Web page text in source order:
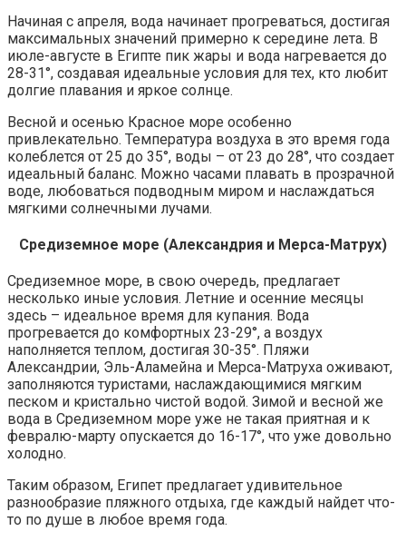
Начиная с апреля, вода начинает прогреваться, достигая
максимальных значений примерно к середине лета. В
июле-августе в Египте пик жары и вода нагревается до
28-31°, создавая идеальные условия для тех, кто любит
долгие плавания и яркое солнце.
Весной и осенью Красное море особенно
привлекательно. Температура воздуха в это время года
колеблется от 25 до 35°, воды – от 23 до 28°, что создает
идеальный баланс. Можно часами плавать в прозрачной
воде, любоваться подводным миром и наслаждаться
мягкими солнечными лучами.
Средиземное море (Александрия и Мерса-Матрух)
Средиземное море, в свою очередь, предлагает
несколько иные условия. Летние и осенние месяцы
здесь – идеальное время для купания. Вода
прогревается до комфортных 23-29°, а воздух
наполняется теплом, достигая 30-35°. Пляжи
Александрии, Эль-Аламейна и Мерса-Матруха оживают,
заполняются туристами, наслаждающимися мягким
песком и кристально чистой водой. Зимой и весной же
вода в Средиземном море уже не такая приятная и к
февралю-марту опускается до 16-17°, что уже довольно
холодно.
Таким образом, Египет предлагает удивительное
разнообразие пляжного отдыха, где каждый найдет что-
то по душе в любое время года.